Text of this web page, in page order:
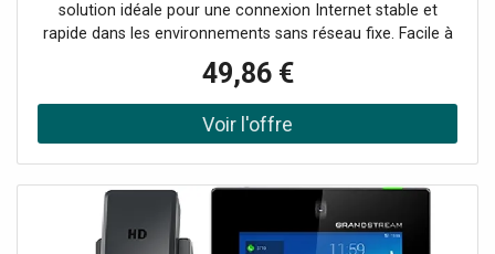
solution idéale pour une connexion Internet stable et
rapide dans les environnements sans réseau fixe. Facile à
professionnelle ou mobile, avec les caractéristiques
suivantes : Fréquence Wi-Fi : 2,4 GHz Vitesse Wi-Fi
maximale : 300 Mbps Vitesse LTE : jusqu'à 150 Mbps Prise
en charge des appareils connectés : jusqu'à 32 Antennes :
le Wi-Fi Alimentation : double tension (9V/5V), prise en
charge de la banque d'alimentation Compatibilité SIM :
Plus de 3900 opérateurs dans plus de 100 pays
49,86 €